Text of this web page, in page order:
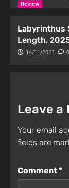
Review
Labyrinthus
Length,
14/11/2025 0
Leave a
Your email
fields are
Comment*